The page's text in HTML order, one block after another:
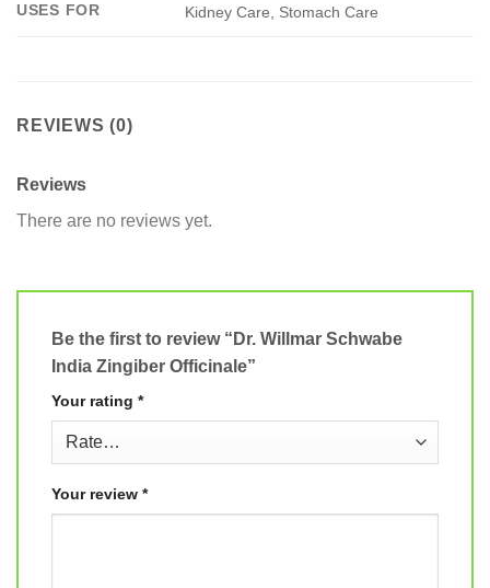
USES FOR Kidney Care, Stomach Care
REVIEWS (0)
Reviews
There are no reviews yet.
Be the first to review “Dr. Willmar Schwabe
India Zingiber Officinale”
Your rating *
Your review *